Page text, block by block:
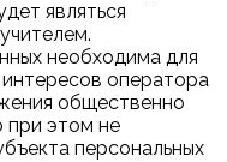
являться
необходима для
оператора
общественно
при этом не
персональных